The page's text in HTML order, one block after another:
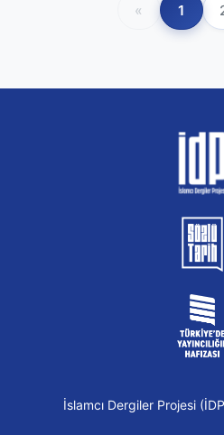
« 1
İslamcı Dergiler Projesi